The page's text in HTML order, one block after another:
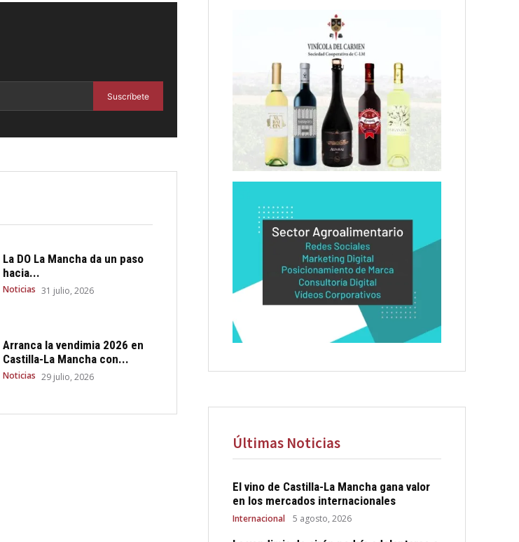
Suscríbete
La DO La Mancha da un paso
hacia...
Noticias 31 julio, 2026
Arranca la vendimia 2026 en
Castilla-La Mancha con...
Noticias 29 julio, 2026
Últimas Noticias
El vino de Castilla-La Mancha gana valor
en los mercados internacionales
Internacional 5 agosto, 2026